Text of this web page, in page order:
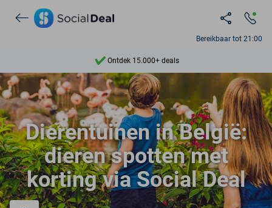
Bereikbaar tot 21:00
Ontdek 15.000+ deals
7 dagen per week beschikbaar
10+ miljoen leden
9,4
Ontdek 15.000+ deals
Dierentuinen in België:
dieren spotten met
korting via Social Deal